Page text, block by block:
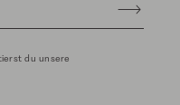
du unsere